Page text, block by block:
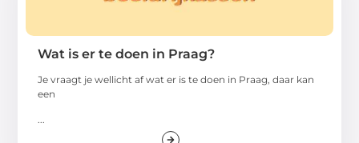
Wat is er te doen in Praag?
Je vraagt je wellicht af wat er is te doen in Praag, daar kan
een
...